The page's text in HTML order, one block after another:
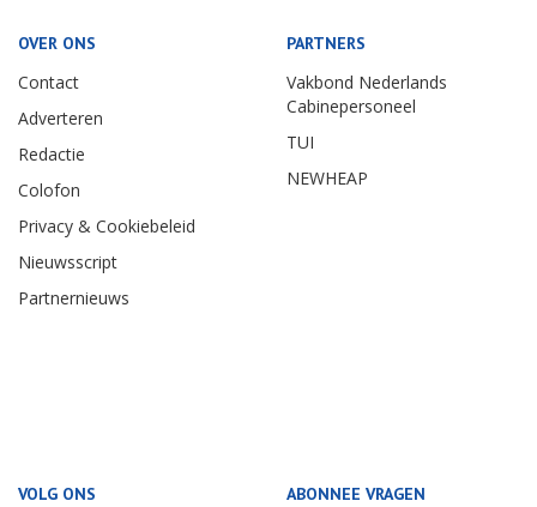
OVER ONS
Contact
Adverteren
Redactie
Colofon
Privacy & Cookiebeleid
Nieuwsscript
Partnernieuws
PARTNERS
Vakbond Nederlands
Cabinepersoneel
TUI
NEWHEAP
VOLG ONS ABONNEE VRAGEN